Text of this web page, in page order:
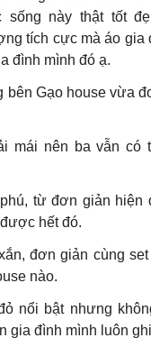
sống này thật tốt
tích cực mà áo gia
đình mình đó ạ.
bên Gạo house vừa
mái nên ba vẫn có
từ đơn giản hiện
được hết đó.
đơn giản cùng
nào.
nổi bật nhưng
gia đình mình luôn